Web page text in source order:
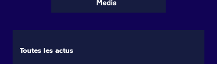
Toutes les actus